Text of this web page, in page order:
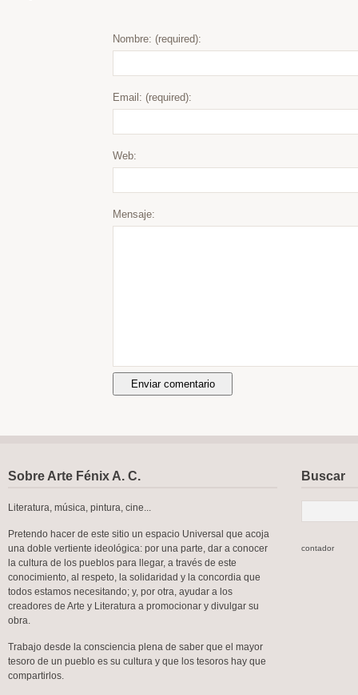
Nombre: (required):
Email: (required):
Web:
Mensaje:
Sobre Arte Fénix A. C.
Literatura, música, pintura, cine...
Pretendo hacer de este sitio un espacio Universal que acoja
una doble vertiente ideológica: por una parte, dar a conocer
la cultura de los pueblos para llegar, a través de este
conocimiento, al respeto, la solidaridad y la concordia que
todos estamos necesitando; y, por otra, ayudar a los
creadores de Arte y Literatura a promocionar y divulgar su
obra.
Trabajo desde la consciencia plena de saber que el mayor
tesoro de un pueblo es su cultura y que los tesoros hay que
compartirlos.
Buscar
contador